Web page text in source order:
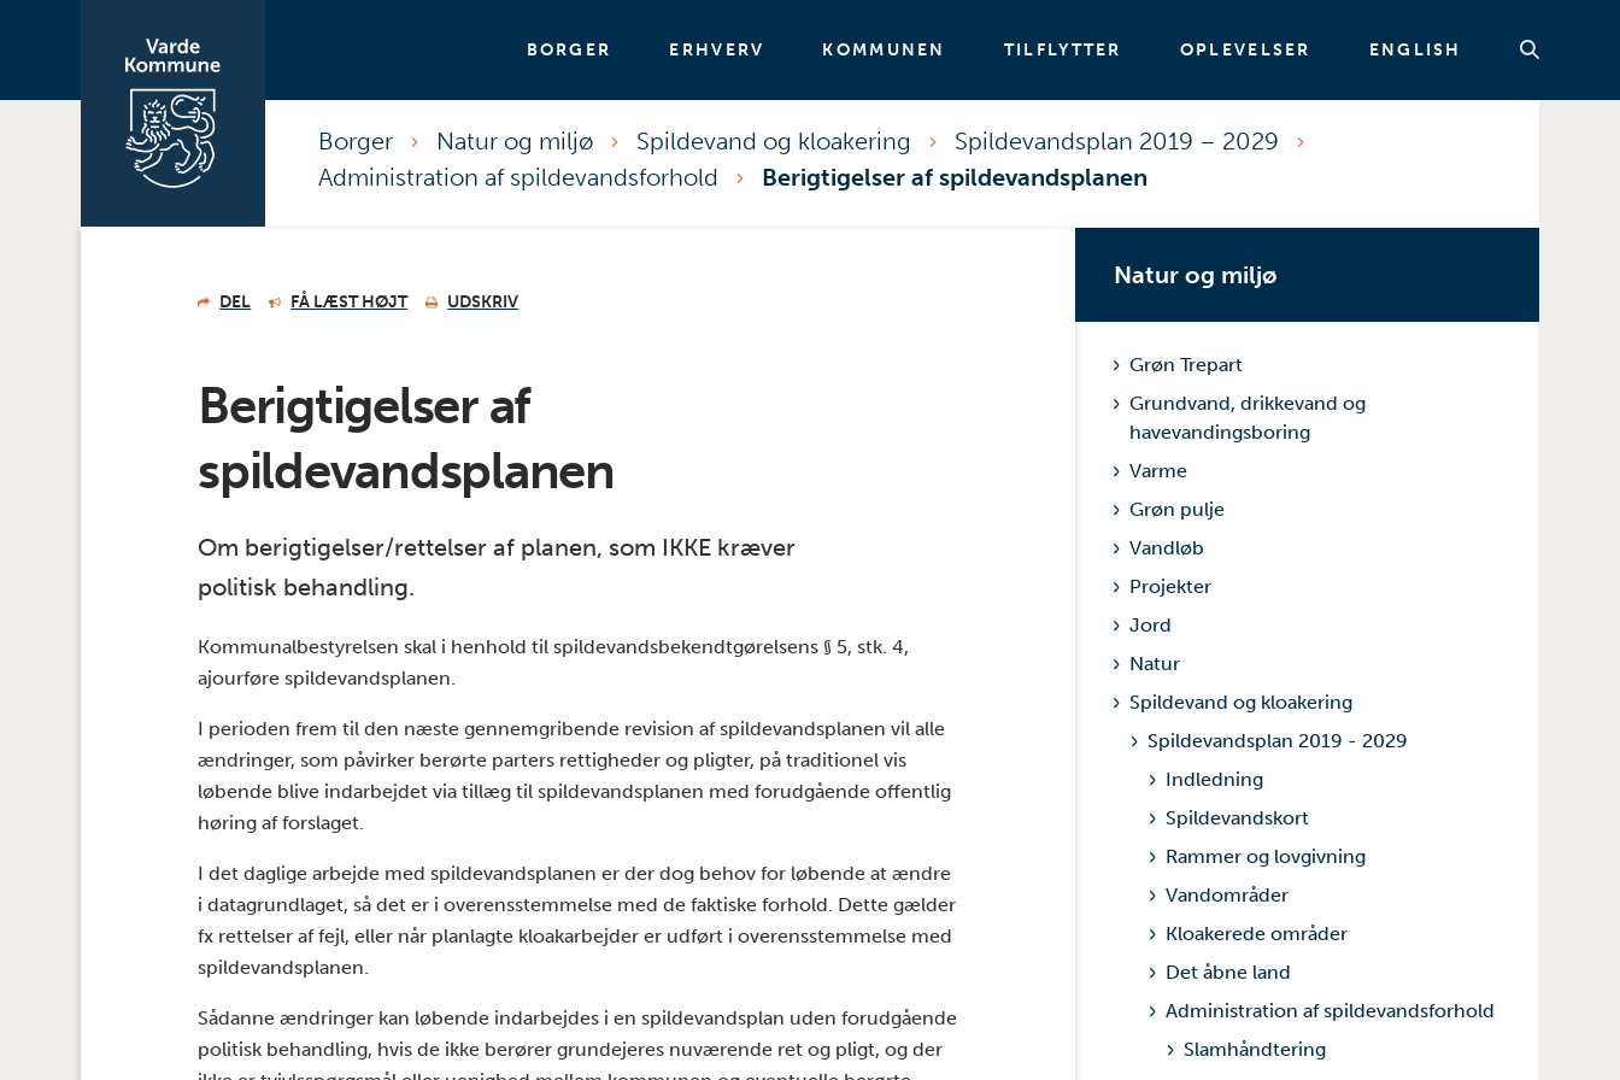
BORGER ERHVERV KOMMUNEN TILFLYTTER OPLEVELSER ENGLISH
Borger Natur og miljø Spildevand og kloakering
Spildevandsplan 2019 – 2029
Administration af spildevandsforhold
Berigtigelser af spildevandsplanen
DEL FÅ LÆST HØJT UDSKRIV
Berigtigelser af
spildevandsplanen
Om berigtigelser/rettelser af planen, som IKKE kræver
politisk behandling.
Kommunalbestyrelsen skal i henhold til spildevandsbekendtgørelsens § 5, stk. 4,
ajourføre spildevandsplanen.
I perioden frem til den næste gennemgribende revision af spildevandsplanen vil alle
ændringer, som påvirker berørte parters rettigheder og pligter, på traditionel vis
løbende blive indarbejdet via tillæg til spildevandsplanen med forudgående offentlig
høring af forslaget.
I det daglige arbejde med spildevandsplanen er der dog behov for løbende at ændre
i datagrundlaget, så det er i overensstemmelse med de faktiske forhold. Dette gælder
fx rettelser af fejl, eller når planlagte kloakarbejder er udført i overensstemmelse med
spildevandsplanen.
Sådanne ændringer kan løbende indarbejdes i en spildevandsplan uden forudgående
politisk behandling, hvis de ikke berører grundejeres nuværende ret og pligt, og der
Natur og miljø
Grøn Trepart
Grundvand, drikkevand og
havevandingsboring
Varme
Grøn pulje
Vandløb
Projekter
Jord
Natur
Spildevand og kloakering
Spildevandsplan 2019 - 2029
Indledning
Spildevandskort
Rammer og lovgivning
Vandområder
Kloakerede områder
Det åbne land
Administration af spildevandsforhold
Slamhåndtering